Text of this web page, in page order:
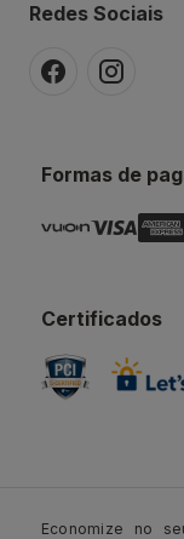
Redes Sociais
Formas de
Certificados
Economize no